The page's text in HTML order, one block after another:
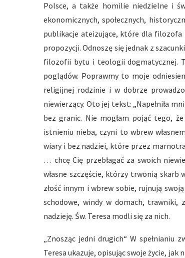
Polsce, a także homilie niedzielne i
ekonomicznych, społecznych,
publikacje ateizujące, które dla filozofa
propozycji. Odnoszę się jednak z
filozofii bytu i teologii dogmatycznej.
poglądów. Poprawmy to moje
religijnej rodzinie i w dobrze
niewierzący. Oto jej tekst: „Napełniła
bez granic. Nie mogłam pojąć tego,
istnieniu nieba, czyni to wbrew
wiary i bez nadziei, które przez
… chcę Cię przebłagać za swoich
własne szczęście, którzy trwonią
złość innym i wbrew sobie, rujnują
schodowe, windy w domach, trawniki,
nadzieję. Św. Teresa modli się za nich.
„Znosząc jedni drugich“ W spełnianiu
Teresa ukazuje, opisując swoje życie, jak